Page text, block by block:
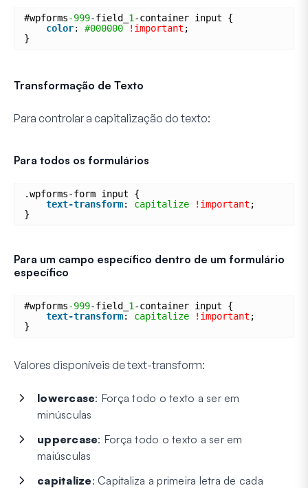
#wpforms-999-field_ 1 -container input {
color: #000000 !important ;
}
Transformação de Texto
Para controlar a capitalização do texto:
Para todos os formulários
.wpforms-form input {
text-transform: capitalize !important ;
}
Para um campo específico dentro de um formulário
específico
#wpforms-999-field_ 1 -container input {
text-transform: capitalize !important ;
}
Valores disponíveis detext-transform:
lowercase: Força todo o texto a ser em
minúsculas
uppercase: Força todo o texto a ser em
maiúsculas
capitalize: Capitaliza a primeira letra de cada